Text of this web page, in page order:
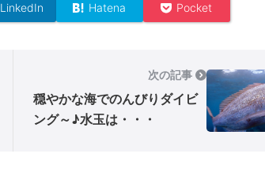
LinkedIn Hatena Pocket
次の記事
穏やかな海でのんびりダイビ
ング～♪水玉は・・・